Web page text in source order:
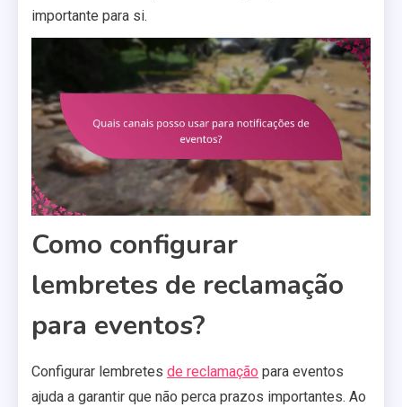
importante para si.
Como configurar
lembretes de reclamação
para eventos?
Configurar lembretes de reclamação para eventos
ajuda a garantir que não perca prazos importantes. Ao